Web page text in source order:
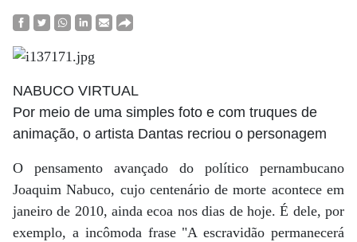
NABUCO VIRTUAL
Por meio de uma simples foto e com truques de
animação, o artista Dantas recriou o personagem
O pensamento avançado do político pernambucano
Joaquim Nabuco, cujo centenário de morte acontece em
janeiro de 2010, ainda ecoa nos dias de hoje. É dele, por
exemplo, a incômoda frase "A escravidão permanecerá